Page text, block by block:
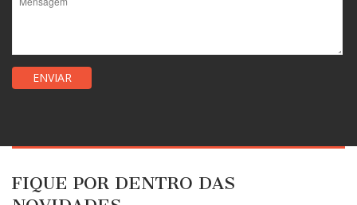
FIQUE POR DENTRO DAS